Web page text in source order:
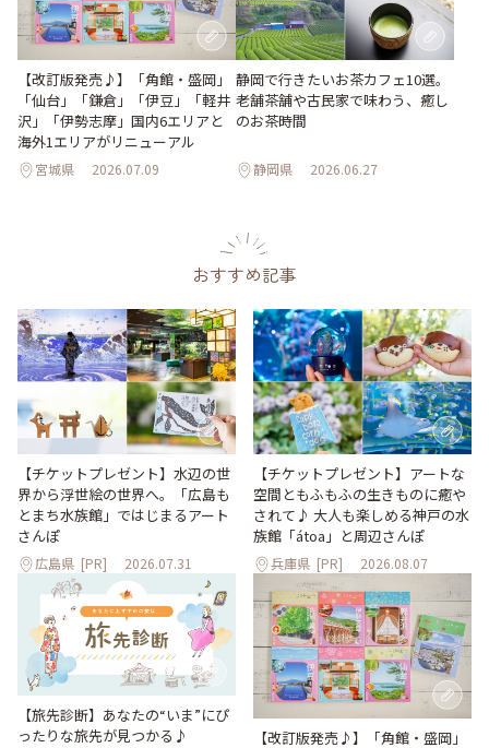
【改訂版発売♪】「角館・盛岡」
「仙台」「鎌倉」「伊豆」「軽井
沢」「伊勢志摩」国内6エリアと
海外1エリアがリニューアル
宮城県 2026.07.09
静岡で行きたいお茶カフェ10選。
老舗茶舗や古民家で味わう、癒し
のお茶時間
静岡県 2026.06.27
おすすめ記事
【チケットプレゼント】水辺の世
界から浮世絵の世界へ。「広島も
とまち水族館」ではじまるアート
さんぽ
広島県 [PR] 2026.07.31
【チケットプレゼント】アートな
空間ともふもふの生きものに癒や
されて♪ 大人も楽しめる神戸の水
族館「átoa」と周辺さんぽ
兵庫県 [PR] 2026.08.07
【旅先診断】あなたの“いま”にぴ
ったりな旅先が見つかる♪
【改訂版発売♪】「角館・盛岡」